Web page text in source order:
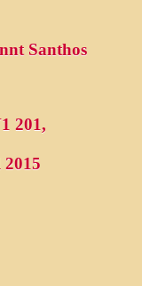
Santhos
201,
2015